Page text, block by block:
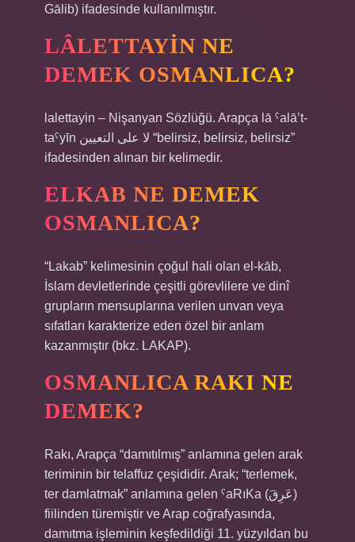
Gālib) ifadesinde kullanılmıştır.
LÂLETTAYIN NE
DEMEK OSMANLICA?
lalettayin – Nişanyan Sözlüğü. Arapça lā ˁalā’t-
taˁyīn لا على التعيين “belirsiz, belirsiz, belirsiz”
ifadesinden alınan bir kelimedir.
ELKAB NE DEMEK
OSMANLICA?
“Lakab” kelimesinin çoğul hali olan el-kāb,
İslam devletlerinde çeşitli görevlilere ve dinî
grupların mensuplarına verilen unvan veya
sıfatları karakterize eden özel bir anlam
kazanmıştır (bkz. LAKAP).
OSMANLICA RAKI NE
DEMEK?
Rakı, Arapça “damıtılmış” anlamına gelen arak
teriminin bir telaffuz çeşididir. Arak; “terlemek,
ter damlatmak” anlamına gelen ˁaRıKa (عَرِقَ)
fiilinden türemiştir ve Arap coğrafyasında,
damıtma işleminin keşfedildiği 11. yüzyıldan bu